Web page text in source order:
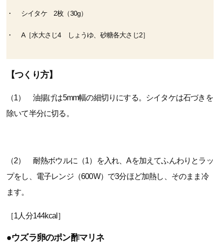
シイタケ 2枚（30g）
A［水大さじ4 しょうゆ、砂糖各大さじ2］
【つくり方】
（1） 油揚げは5mm幅の細切りにする。シイタケは石づきを
除いて半分に切る。
（2） 耐熱ボウルに（1）を入れ、Aを加えてふんわりとラッ
プをし、電子レンジ（600W）で3分ほど加熱し、そのまま冷
ます。
［1人分144kcal］
●ウズラ卵のポン酢マリネ